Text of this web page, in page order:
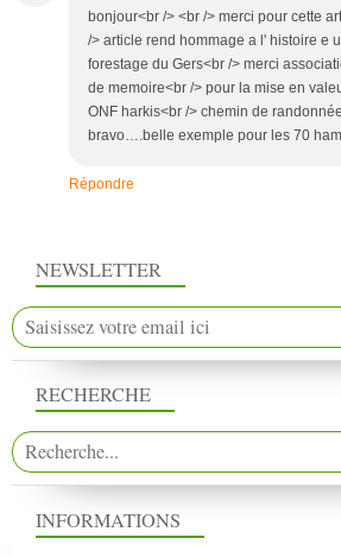
bonjour<br /> <br /> merci pour cette
/> article rend hommage a l' histoire e
forestage du Gers<br /> merci
de memoire<br /> pour la mise en
ONF harkis<br /> chemin de
bravo….belle exemple pour les 70
Répondre
NEWSLETTER
RECHERCHE
INFORMATIONS